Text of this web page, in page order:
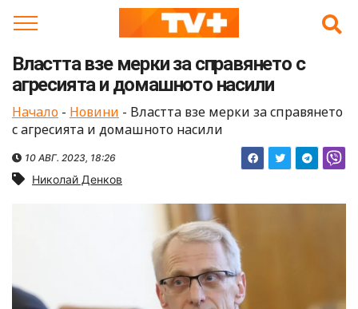
Властта взе мерки за справянето с
агресията и домашното насили
Начало - Новини - Властта взе мерки за справянето
с агресията и домашното насили
10 АВГ. 2023, 18:26
Николай Денков